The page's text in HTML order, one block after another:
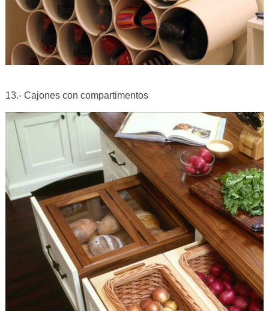
13.- Cajones con compartimentos